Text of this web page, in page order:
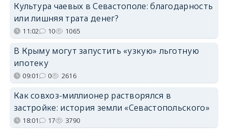
Культура чаевых в Севастополе: благодарность
или лишняя трата денег?
11:02 10 1065
В Крыму могут запустить «узкую» льготную
ипотеку
09:01 0 2616
Как совхоз-миллионер растворялся в
застройке: история земли «Севастопольского»
18:01 17 3790